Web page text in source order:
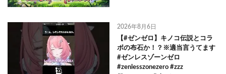
2026年8月6日
【#ゼンゼロ】キノコ伝説とコラ
ボの布石か！？※適当言うてます
#ゼンレスゾーンゼロ
#zenlesszonezero #zzz